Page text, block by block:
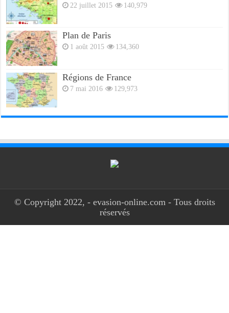
22 juillet 2015 140,979
Plan de Paris
1 août 2015 134,360
Régions de France
7 mai 2016 129,973
© Copyright 2022, - evasion-online.com - Tous droits
réservés